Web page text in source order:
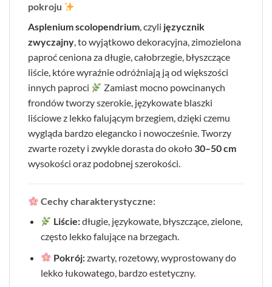
pokroju
Asplenium scolopendrium, czyli języcznik
zwyczajny, to wyjątkowo dekoracyjna, zimozielona
paproć ceniona za długie, całobrzegie, błyszczące
liście, które wyraźnie odróżniają ją od większości
innych paproci
Zamiast mocno powcinanych
frondów tworzy szerokie, językowate blaszki
liściowe z lekko falującym brzegiem, dzięki czemu
wygląda bardzo elegancko i nowocześnie. Tworzy
zwarte rozety i zwykle dorasta do około 30–50 cm
wysokości oraz podobnej szerokości.
Cechy charakterystyczne:
Liście:długie, językowate, błyszczące, zielone,
często lekko falujące na brzegach.
Pokrój:zwarty, rozetowy, wyprostowany do
lekko łukowatego, bardzo estetyczny.